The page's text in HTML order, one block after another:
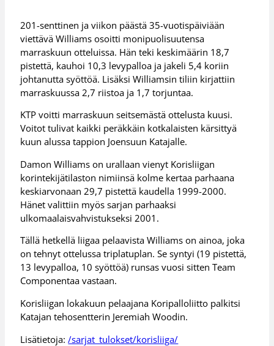
201-senttinen ja viikon päästä 35-vuotispäiviään
viettävä Williams osoitti monipuolisuutensa
marraskuun otteluissa. Hän teki keskimäärin 18,7
pistettä, kauhoi 10,3 levypalloa ja jakeli 5,4 koriin
johtanutta syöttöä. Lisäksi Williamsin tiliin kirjattiin
marraskuussa 2,7 riistoa ja 1,7 torjuntaa.
KTP voitti marraskuun seitsemästä ottelusta kuusi.
Voitot tulivat kaikki peräkkäin kotkalaisten kärsittyä
kuun alussa tappion Joensuun Katajalle.
Damon Williams on urallaan vienyt Korisliigan
korintekijätilaston nimiinsä kolme kertaa parhaana
keskiarvonaan 29,7 pistettä kaudella 1999-2000.
Hänet valittiin myös sarjan parhaaksi
ulkomaalaisvahvistukseksi 2001.
Tällä hetkellä liigaa pelaavista Williams on ainoa, joka
on tehnyt ottelussa triplatuplan. Se syntyi (19 pistettä,
13 levypalloa, 10 syöttöä) runsas vuosi sitten Team
Componentaa vastaan.
Korisliigan lokakuun pelaajana Koripalloliitto palkitsi
Katajan tehosentterin Jeremiah Woodin.
Lisätietoja:/sarjat_tulokset/korisliiga/